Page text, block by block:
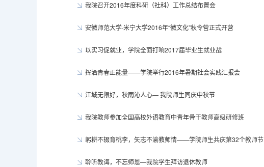
我院召开2016年度科研（社科）工作总结布置会
安徽师范大学·米宁大学2016年“徽文化”秋令营正式开营
以实习促就业，学院全面打响2017届毕业生就业战
挥洒青春正能量——学院举行2016年暑期社会实践汇报会
江城无限好，秋雨沁人心— 我院师生同庆中秋节
我院教师参加全国高校外语教育中青年骨干教师高级研修班
躬耕不辍育桃李，矢志不渝教师情——学院师生共庆第32个教师节
聆听教诲，不忘师恩—我院学生拜访退休教师